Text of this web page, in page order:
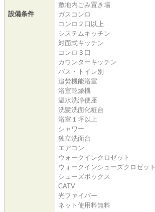
設備条件
敷地内ごみ置き場
ガスコンロ
コンロ２口以上
システムキッチン
対面式キッチン
コンロ３口
カウンターキッチン
バス・トイレ別
追焚機能浴室
浴室乾燥機
温水洗浄便座
洗髪洗面化粧台
浴室１坪以上
シャワー
独立洗面台
エアコン
ウォークインクロゼット
ウォークインシューズクロゼット
シューズボックス
CATV
光ファイバー
ネット使用料無料